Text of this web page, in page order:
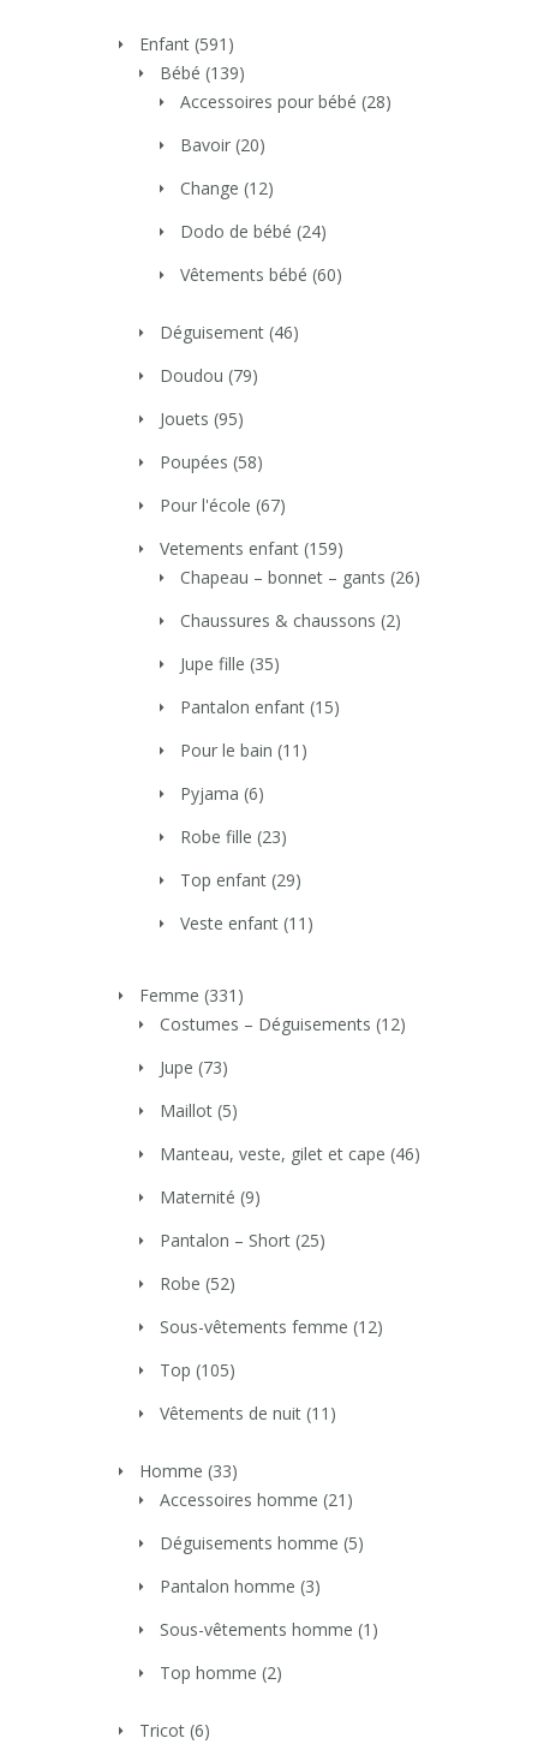
Enfant (591)
Bébé (139)
Accessoires pour bébé (28)
Bavoir (20)
Change (12)
Dodo de bébé (24)
Vêtements bébé (60)
Déguisement (46)
Doudou (79)
Jouets (95)
Poupées (58)
Pour l'école (67)
Vetements enfant (159)
Chapeau – bonnet – gants (26)
Chaussures & chaussons (2)
Jupe fille (35)
Pantalon enfant (15)
Pour le bain (11)
Pyjama (6)
Robe fille (23)
Top enfant (29)
Veste enfant (11)
Femme (331)
Costumes – Déguisements (12)
Jupe (73)
Maillot (5)
Manteau, veste, gilet et cape (46)
Maternité (9)
Pantalon – Short (25)
Robe (52)
Sous-vêtements femme (12)
Top (105)
Vêtements de nuit (11)
Homme (33)
Accessoires homme (21)
Déguisements homme (5)
Pantalon homme (3)
Sous-vêtements homme (1)
Top homme (2)
Tricot (6)